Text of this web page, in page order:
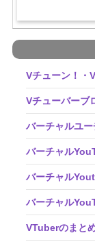
Vチューン！・
Vチューバーブ
バーチャルユ
バーチャル
バーチャル
バーチャル
VTuberのまと